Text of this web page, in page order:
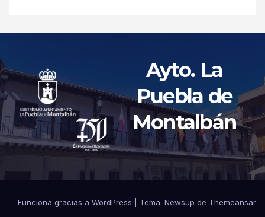
Ayto. La
Puebla de
Montalbán
Funciona gracias a WordPress Tema: Newsup de Themeansar